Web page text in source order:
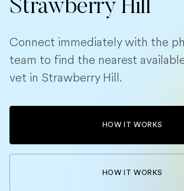
Strawberry Hill
Connect immediately with the
team to find the nearest
vet in Strawberry Hill.
HOW IT WORKS
HOW IT WORKS